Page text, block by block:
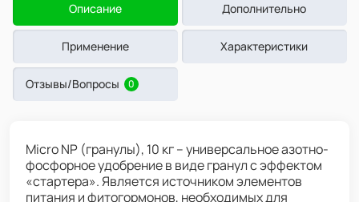
Описание Дополнительно
Применение Характеристики
Отзывы/Вопросы 0
Micro NP (гранулы), 10 кг – универсальное азотно-
фосфорное удобрение в виде гранул с эффектом
«стартера». Является источником элементов
питания и фитогормонов, необходимых для